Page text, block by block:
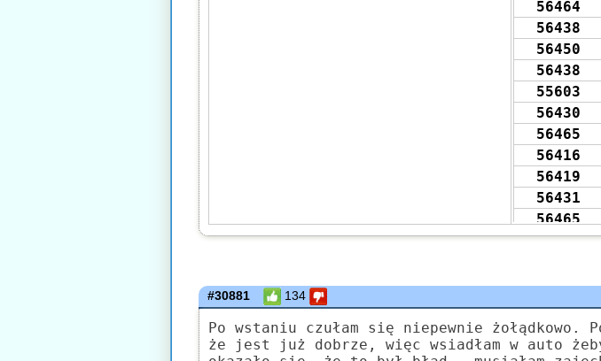
56464
56438
56450
56438
55603
56430
56465
56416
56419
56431
56465
56465
56465
56465
56406
56431
#30881 134
Po wstaniu czułam się niepewnie żołądkowo.
że jest już dobrze, więc wsiadłam w auto